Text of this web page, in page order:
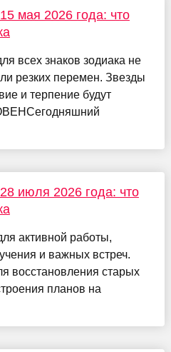
мая 2026 года: что
всех знаков зодиака не
резких перемен. Звезды
и терпение будут
июля 2026 года: что
активной работы,
и важных встреч.
восстановления старых
планов на